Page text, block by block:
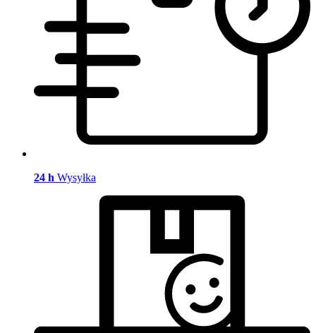
24 h Wysyłka